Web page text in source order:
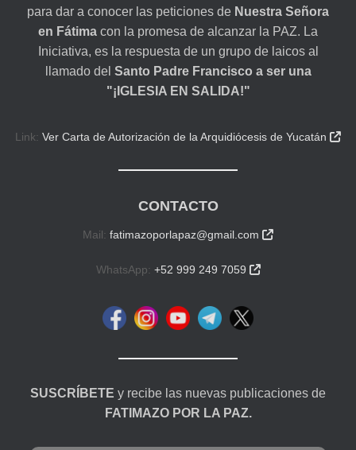
para dar a conocer las peticiones de Nuestra Señora
en Fátima con la promesa de alcanzar la PAZ. La
Iniciativa, es la respuesta de un grupo de laicos al
llamado del Santo Padre Francisco a ser una
"¡IGLESIA EN SALIDA!"
Link: Ver Carta de Autorización de la Arquidiócesis de Yucatán 
CONTACTO
Mail: fatimazoporlapaz@gmail.com 
WhatsApp: +52 999 249 7059 
SUSCRÍBETE y recibe las nuevas publicaciones de
FATIMAZO POR LA PAZ.